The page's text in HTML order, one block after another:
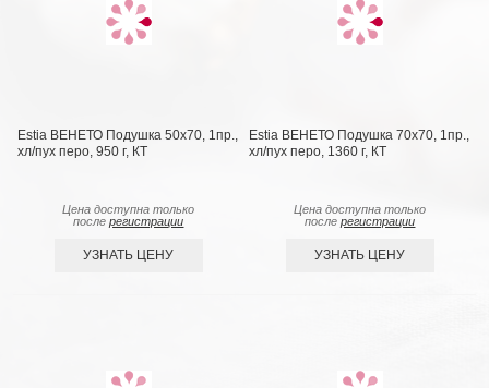
Estia ВЕНЕТО Подушка 50х70, 1пр.,
хл/пух перо, 950 г, КТ
Цена доступна только
послерегистрации
УЗНАТЬ ЦЕНУ
Estia ВЕНЕТО Подушка 70х70, 1пр.,
хл/пух перо, 1360 г, КТ
Цена доступна только
послерегистрации
УЗНАТЬ ЦЕНУ